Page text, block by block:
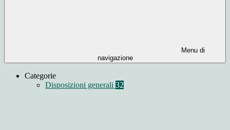
Menu di
navigazione
Categorie
Disposizioni generali 32